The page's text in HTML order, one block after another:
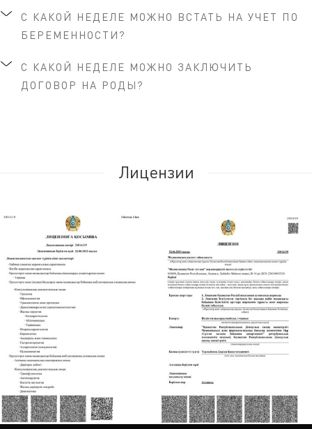
С КАКОЙ НЕДЕЛЕ МОЖНО ВСТАТЬ НА УЧЕТ ПО
БЕРЕМЕННОСТИ?
С КАКОЙ НЕДЕЛЕ МОЖНО ЗАКЛЮЧИТЬ
ДОГОВОР НА РОДЫ?
Лицензии